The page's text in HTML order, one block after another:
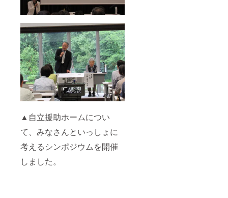
▲自立援助ホームについ
て、みなさんといっしょに
考えるシンポジウムを開催
しました。